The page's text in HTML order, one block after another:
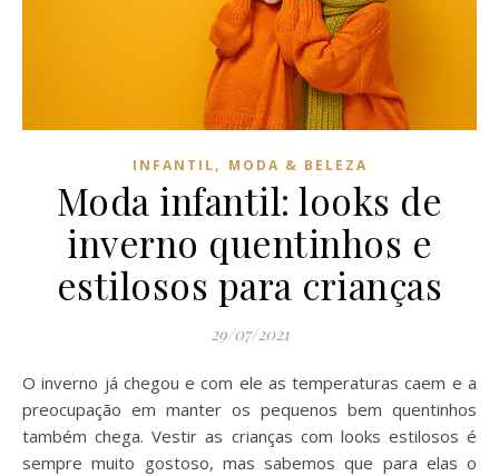
INFANTIL, MODA & BELEZA
Moda infantil: looks de
inverno quentinhos e
estilosos para crianças
29/07/2021
O inverno já chegou e com ele as temperaturas caem e a
preocupação em manter os pequenos bem quentinhos
também chega. Vestir as crianças com looks estilosos é
sempre muito gostoso, mas sabemos que para elas o